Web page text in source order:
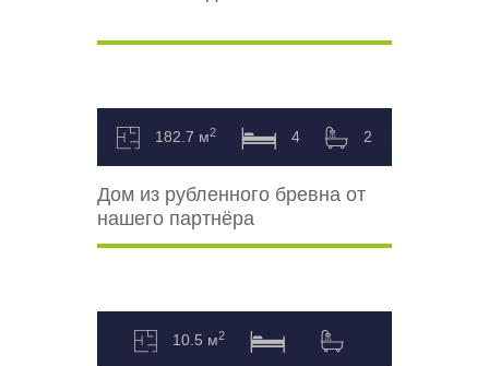
182.7 м2 4 2
Дом из рубленного бревна от
нашего партнёра
10.5 м2